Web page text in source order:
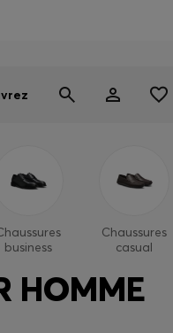
business
Chaussures
casual
HOMME